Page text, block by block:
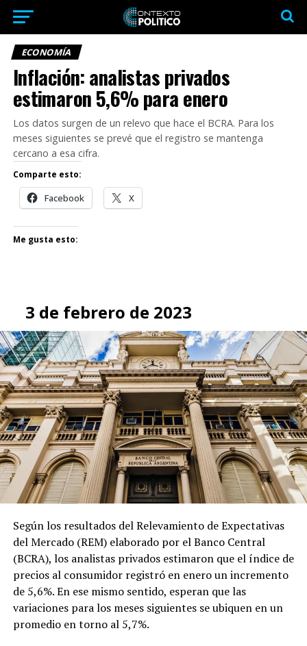
ECONOMÍA
Inflación: analistas privados
estimaron 5,6% para enero
Los datos surgen de un relevo que hace el BCRA. Para los
meses siguientes se prevé que el registro se mantenga
cercano a esa cifra.
Comparte esto:
Facebook X
Me gusta esto:
3 de febrero de 2023
Según los resultados del Relevamiento de Expectativas
del Mercado (REM) elaborado por el Banco Central
(BCRA), los analistas privados estimaron que el índice de
precios al consumidor registró en enero un incremento
de 5,6%. En ese mismo sentido, esperan que las
variaciones para los meses siguientes se ubiquen en un
promedio en torno al 5,7%.